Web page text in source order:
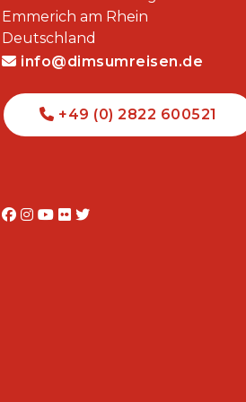
Emmerich am Rhein
Deutschland
info@dimsumreisen.de
+49 (0) 2822 600521